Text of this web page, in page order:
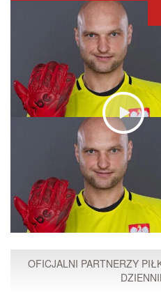
OFICJALNI PARTNERZY